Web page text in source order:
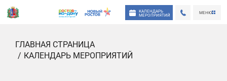
КАЛЕНДАРЬ
МЕРОПРИЯТИЙ
МЕНЮ
ГЛАВНАЯ СТРАНИЦА
КАЛЕНДАРЬ МЕРОПРИЯТИЙ